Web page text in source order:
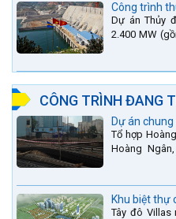
Công trình
Dự án Thủy
2.400 MW
CÔNG TRÌNH ĐANG
Dự án
Tổ hợp
Hoàng
Khu biệt thự
Tây đô Villas